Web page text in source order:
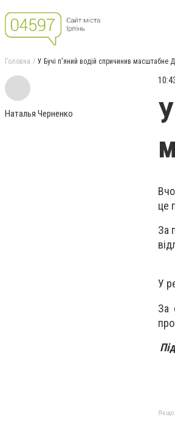
Головна У Бучі п'яний водій спричинив масштабне
Наталья Черненко
це
За
У
За
Якщо